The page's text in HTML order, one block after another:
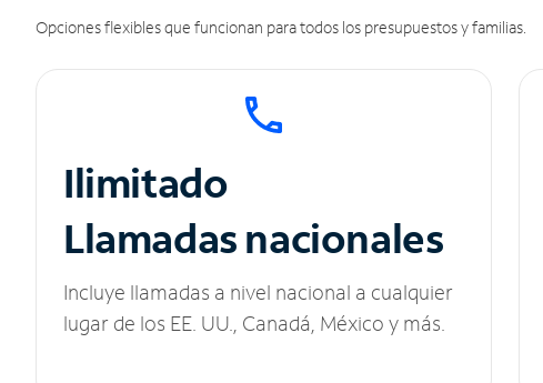
Opciones flexibles que funcionan para todos los presupuestos y familias.
Ilimitado
Llamadas nacionales
Incluye llamadas a nivel nacional a cualquier
lugar de los EE. UU., Canadá, México y más.